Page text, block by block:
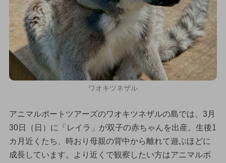
ワオキツネザル
アニマルボートツアーズのワオキツネザルの島では、3月
30日（日）に「レイラ」が双子の赤ちゃんを出産。生後1
カ月近くたち、時おり母親の背中から離れて遊ぶほどに
成長しています。より近くで観察したい方はアニマルボ